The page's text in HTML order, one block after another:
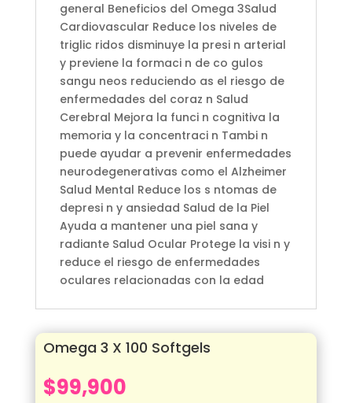
general Beneficios del Omega 3Salud
Cardiovascular Reduce los niveles de
triglic ridos disminuye la presi n arterial
y previene la formaci n de co gulos
sangu neos reduciendo as el riesgo de
enfermedades del coraz n Salud
Cerebral Mejora la funci n cognitiva la
memoria y la concentraci n Tambi n
puede ayudar a prevenir enfermedades
neurodegenerativas como el Alzheimer
Salud Mental Reduce los s ntomas de
depresi n y ansiedad Salud de la Piel
Ayuda a mantener una piel sana y
radiante Salud Ocular Protege la visi n y
reduce el riesgo de enfermedades
oculares relacionadas con la edad
Omega 3 X 100 Softgels
$99,900